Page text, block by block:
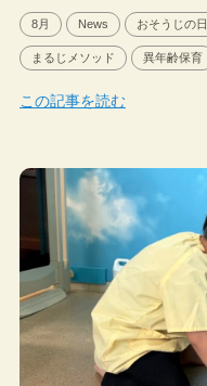
8月 News おそうじの日
まるじメソッド 異年齢保育
この記事を読む